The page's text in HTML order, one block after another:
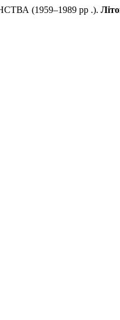
(1959–1989 рр .).